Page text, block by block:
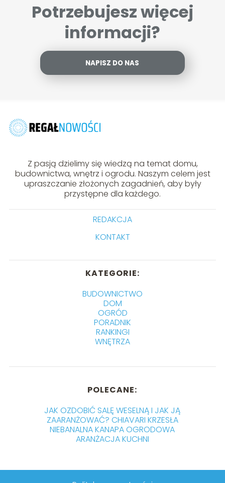
Potrzebujesz więcej
informacji?
NAPISZ DO NAS
Z pasją dzielimy się wiedzą na temat domu,
budownictwa, wnętrz i ogrodu. Naszym celem jest
upraszczanie złożonych zagadnień, aby były
przystępne dla każdego.
REDAKCJA
KONTAKT
KATEGORIE:
BUDOWNICTWO
DOM
OGRÓD
PORADNIK
RANKINGI
WNĘTRZA
POLECANE:
JAK OZDOBIĆ SALĘ WESELNĄ I JAK JĄ
ZAARANŻOWAĆ? CHIAVARI KRZESŁA
NIEBANALNA KANAPA OGRODOWA
ARANŻACJA KUCHNI